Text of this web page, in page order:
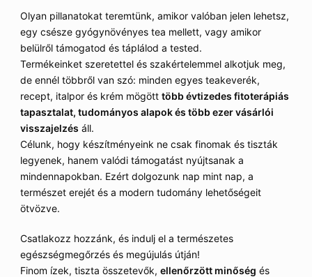
Olyan pillanatokat teremtünk, amikor valóban jelen lehetsz,
egy csésze gyógynövényes tea mellett, vagy amikor
belülről támogatod és táplálod a tested.
Termékeinket szeretettel és szakértelemmel alkotjuk meg,
de ennél többről van szó: minden egyes teakeverék,
recept, italpor és krém mögötttöbb évtizedes fitoterápiás
tapasztalat, tudományos alapok és több ezer vásárlói
visszajelzés áll.
Célunk, hogy készítményeink ne csak finomak és tiszták
legyenek, hanem valódi támogatást nyújtsanak a
mindennapokban. Ezért dolgozunk nap mint nap, a
természet erejét és a modern tudomány lehetőségeit
ötvözve.
Csatlakozz hozzánk, és indulj el a természetes
egészségmegőrzés és megújulás útján!
Finom ízek, tiszta összetevők,ellenőrzött minőség és